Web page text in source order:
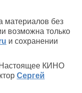
материалов без
возможна только
и сохранении
Настоящее КИНО
Сергей